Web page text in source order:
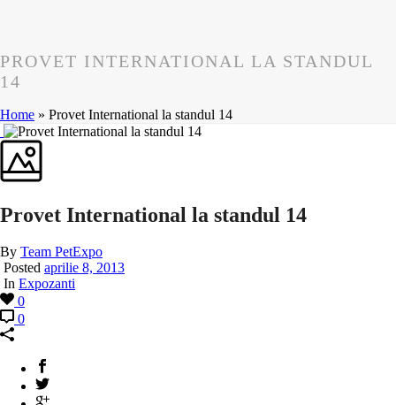
PROVET INTERNATIONAL LA STANDUL
14
Home » Provet International la standul 14
Provet International la standul 14
By Team PetExpo
Posted aprilie 8, 2013
In Expozanti
0
0